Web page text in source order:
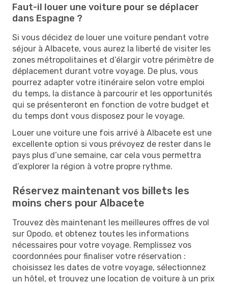
Faut-il louer une voiture pour se déplacer
dans Espagne ?
Si vous décidez de louer une voiture pendant votre
séjour à Albacete, vous aurez la liberté de visiter les
zones métropolitaines et d’élargir votre périmètre de
déplacement durant votre voyage. De plus, vous
pourrez adapter votre itinéraire selon votre emploi
du temps, la distance à parcourir et les opportunités
qui se présenteront en fonction de votre budget et
du temps dont vous disposez pour le voyage.
Louer une voiture une fois arrivé à Albacete est une
excellente option si vous prévoyez de rester dans le
pays plus d’une semaine, car cela vous permettra
d’explorer la région à votre propre rythme.
Réservez maintenant vos billets les
moins chers pour Albacete
Trouvez dès maintenant les meilleures offres de vol
sur Opodo, et obtenez toutes les informations
nécessaires pour votre voyage. Remplissez vos
coordonnées pour finaliser votre réservation :
choisissez les dates de votre voyage, sélectionnez
un hôtel, et trouvez une location de voiture à un prix